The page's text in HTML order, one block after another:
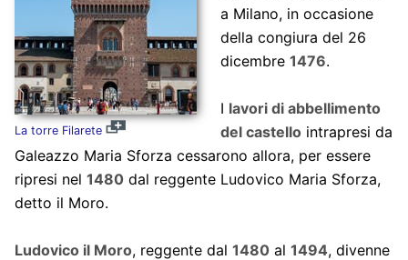
La torre Filarete
a Milano, in occasione
della congiura del 26
dicembre 1476.
I lavori di abbellimento
del castellointrapresi da
Galeazzo Maria Sforza cessarono allora, per essere
ripresi nel 1480dal reggente Ludovico Maria Sforza,
detto il Moro.
Ludovico il Moro, reggente dal 1480al 1494, divenne